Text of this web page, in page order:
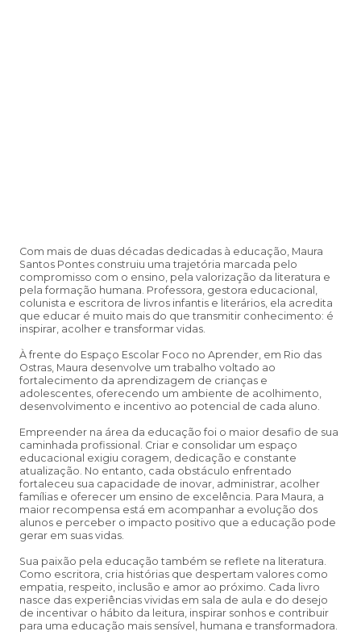
Com mais de duas décadas dedicadas à educação, Maura
Santos Pontes construiu uma trajetória marcada pelo
compromisso com o ensino, pela valorização da literatura e
pela formação humana. Professora, gestora educacional,
colunista e escritora de livros infantis e literários, ela acredita
que educar é muito mais do que transmitir conhecimento: é
inspirar, acolher e transformar vidas.
À frente do Espaço Escolar Foco no Aprender, em Rio das
Ostras, Maura desenvolve um trabalho voltado ao
fortalecimento da aprendizagem de crianças e
adolescentes, oferecendo um ambiente de acolhimento,
desenvolvimento e incentivo ao potencial de cada aluno.
Empreender na área da educação foi o maior desafio de sua
caminhada profissional. Criar e consolidar um espaço
educacional exigiu coragem, dedicação e constante
atualização. No entanto, cada obstáculo enfrentado
fortaleceu sua capacidade de inovar, administrar, acolher
famílias e oferecer um ensino de excelência. Para Maura, a
maior recompensa está em acompanhar a evolução dos
alunos e perceber o impacto positivo que a educação pode
gerar em suas vidas.
Sua paixão pela educação também se reflete na literatura.
Como escritora, cria histórias que despertam valores como
empatia, respeito, inclusão e amor ao próximo. Cada livro
nasce das experiências vividas em sala de aula e do desejo
de incentivar o hábito da leitura, inspirar sonhos e contribuir
para uma educação mais sensível, humana e transformadora.